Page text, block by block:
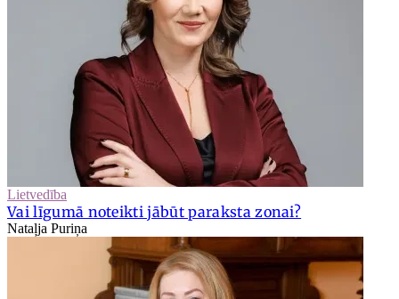
Lietvedība
Vai līgumā noteikti jābūt paraksta zonai?
Nataļja Puriņa